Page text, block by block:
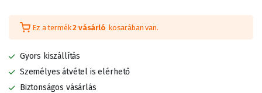
Ez a termék2 vásárló kosarában van.
Gyors kiszállítás
Személyes átvétel is elérhető
Biztonságos vásárlás